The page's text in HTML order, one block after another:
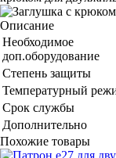
Описание
Необходимое
доп.оборудование
Степень защиты
Температурный
Срок службы
Дополнительно
Похожие товары